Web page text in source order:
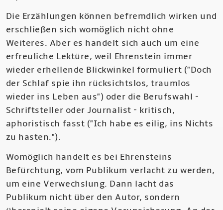
Die Erzählungen können befremdlich wirken und
erschließen sich womöglich nicht ohne
Weiteres. Aber es handelt sich auch um eine
erfreuliche Lektüre, weil Ehrenstein immer
wieder erhellende Blickwinkel formuliert ("Doch
der Schlaf spie ihn rücksichtslos, traumlos
wieder ins Leben aus") oder die Berufswahl -
Schriftsteller oder Journalist - kritisch,
aphoristisch fasst ("Ich habe es eilig, ins Nichts
zu hasten.").
Womöglich handelt es bei Ehrensteins
Befürchtung, vom Publikum verlacht zu werden,
um eine Verwechslung. Dann lacht das
Publikum nicht über den Autor, sondern